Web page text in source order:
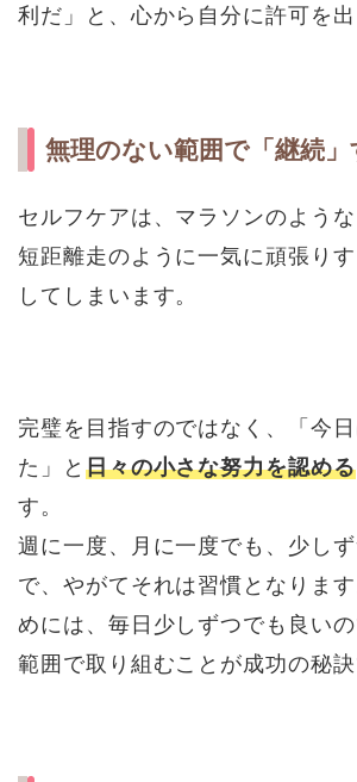
利だ」と、心から自分に許可を出
無理のない範囲で「継続
セルフケアは、マラソンのような
短距離走のように一気に頑張り
してしまいます。
完璧を目指すのではなく、「今
た」と 日々の小さな努力を認める
す。
週に一度、月に一度でも、少し
で、やがてそれは習慣となりま
めには、毎日少しずつでも良い
範囲で取り組むことが成功の秘訣